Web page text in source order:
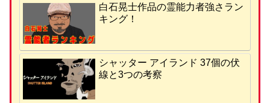
白石晃士作品の霊能力者強さラン
キング！
シャッター アイランド 37個の伏
線と3つの考察